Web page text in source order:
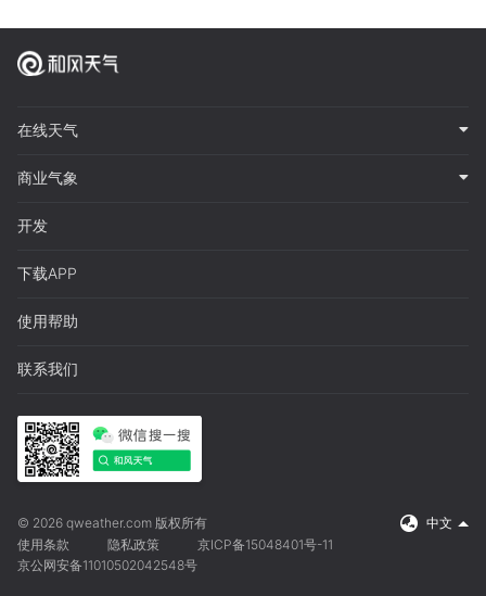
在线天气
商业气象
开发
下载APP
使用帮助
联系我们
© 2026 qweather.com 版权所有
中文
使用条款
隐私政策
京ICP备15048401号-11
京公网安备11010502042548号